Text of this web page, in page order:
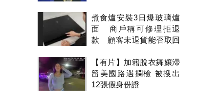
煮食爐安裝3日爆玻璃爐
面 商戶稱可修理拒退
款 顧客未退貨能否取回
【有片】加籍脫衣舞孃滯
留美國路遇攔檢 被搜出
12張假身份證